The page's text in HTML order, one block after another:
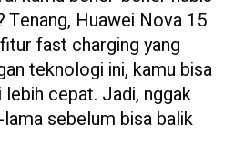
Tenang, Huawei Nova 15
fast charging yang
teknologi ini, kamu bisa
cepat. Jadi, nggak
sebelum bisa balik